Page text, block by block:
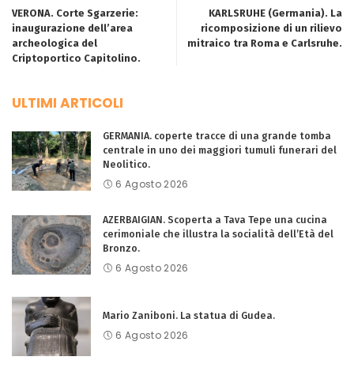
VERONA. Corte Sgarzerie:
inaugurazione dell’area
archeologica del
Criptoportico Capitolino.
KARLSRUHE (Germania). La
ricomposizione di un rilievo
mitraico tra Roma e Carlsruhe.
ULTIMI ARTICOLI
GERMANIA. coperte tracce di una grande tomba
centrale in uno dei maggiori tumuli funerari del
Neolitico.
6 Agosto 2026
AZERBAIGIAN. Scoperta a Tava Tepe una cucina
cerimoniale che illustra la socialità dell’Età del
Bronzo.
6 Agosto 2026
Mario Zaniboni. La statua di Gudea.
6 Agosto 2026